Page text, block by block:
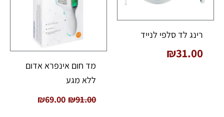
רינג לד סלפי לנייד
₪31.00
מד חום אינפרא אדום
ללא מגע
₪91.00
₪69.00